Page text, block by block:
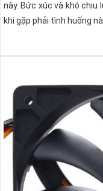
này. Bức xúc và khó chịu
khi gặp phải tình huống